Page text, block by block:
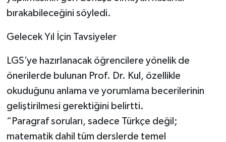
bırakabileceğini söyledi.
Gelecek Yıl İçin Tavsiyeler
LGS’ye hazırlanacak öğrencilere yönelik de
önerilerde bulunan Prof. Dr. Kul, özellikle
okuduğunu anlama ve yorumlama becerilerinin
geliştirilmesi gerektiğini belirtti.
“Paragraf soruları, sadece Türkçe değil;
matematik dahil tüm derslerde temel